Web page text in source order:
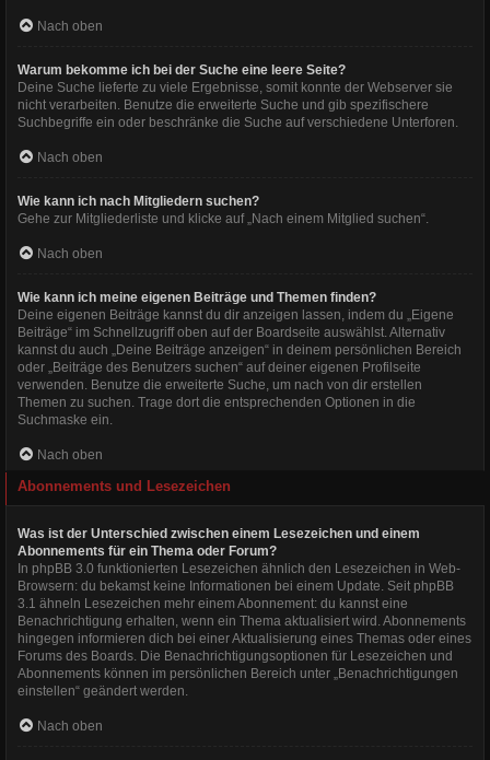
Nach oben
Warum bekomme ich bei der Suche eine leere Seite?
Deine Suche lieferte zu viele Ergebnisse, somit konnte der Webserver sie
nicht verarbeiten. Benutze die erweiterte Suche und gib spezifischere
Suchbegriffe ein oder beschränke die Suche auf verschiedene Unterforen.
Nach oben
Wie kann ich nach Mitgliedern suchen?
Gehe zur Mitgliederliste und klicke auf „Nach einem Mitglied suchen“.
Nach oben
Wie kann ich meine eigenen Beiträge und Themen finden?
Deine eigenen Beiträge kannst du dir anzeigen lassen, indem du „Eigene
Beiträge“ im Schnellzugriff oben auf der Boardseite auswählst. Alternativ
kannst du auch „Deine Beiträge anzeigen“ in deinem persönlichen Bereich
oder „Beiträge des Benutzers suchen“ auf deiner eigenen Profilseite
verwenden. Benutze die erweiterte Suche, um nach von dir erstellen
Themen zu suchen. Trage dort die entsprechenden Optionen in die
Suchmaske ein.
Nach oben
Abonnements und Lesezeichen
Was ist der Unterschied zwischen einem Lesezeichen und einem
Abonnements für ein Thema oder Forum?
In phpBB 3.0 funktionierten Lesezeichen ähnlich den Lesezeichen in Web-
Browsern: du bekamst keine Informationen bei einem Update. Seit phpBB
3.1 ähneln Lesezeichen mehr einem Abonnement: du kannst eine
Benachrichtigung erhalten, wenn ein Thema aktualisiert wird. Abonnements
hingegen informieren dich bei einer Aktualisierung eines Themas oder eines
Forums des Boards. Die Benachrichtigungsoptionen für Lesezeichen und
Abonnements können im persönlichen Bereich unter „Benachrichtigungen
einstellen“ geändert werden.
Nach oben